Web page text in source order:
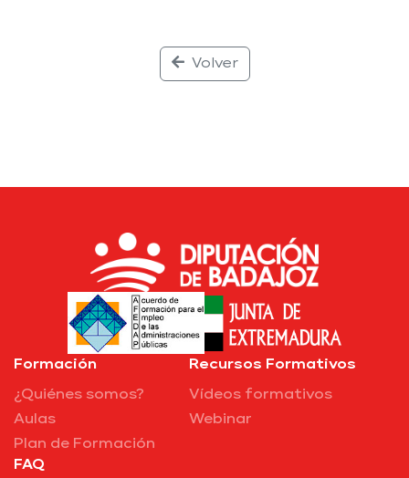
Volver
Formación
¿Quiénes somos?
Aulas
Plan de Formación
Recursos Formativos
Vídeos formativos
Webinar
FAQ